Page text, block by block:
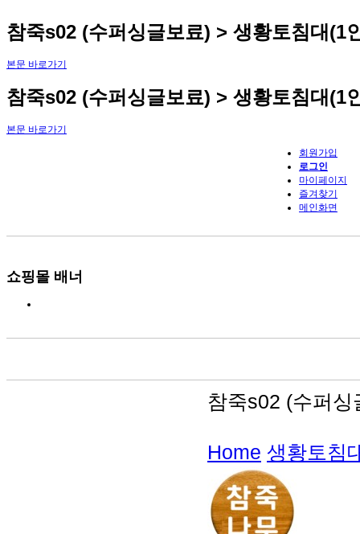
참죽s02 (수퍼싱글보료) > 생황토침대(1
본문 바로가기
참죽s02 (수퍼싱글보료) > 생황토침대(1
본문 바로가기
회원가입
로그인
마이페이지
즐겨찾기
메인화면
쇼핑몰 배너
참죽s02 (수퍼
Home 생황토침